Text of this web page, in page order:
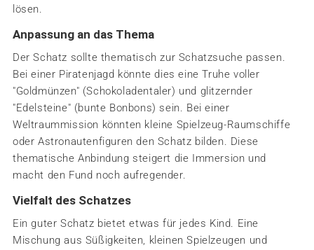
lösen.
Anpassung an das Thema
Der Schatz sollte thematisch zur Schatzsuche passen.
Bei einer Piratenjagd könnte dies eine Truhe voller
"Goldmünzen" (Schokoladentaler) und glitzernder
"Edelsteine" (bunte Bonbons) sein. Bei einer
Weltraummission könnten kleine Spielzeug-Raumschiffe
oder Astronautenfiguren den Schatz bilden. Diese
thematische Anbindung steigert die Immersion und
macht den Fund noch aufregender.
Vielfalt des Schatzes
Ein guter Schatz bietet etwas für jedes Kind. Eine
Mischung aus Süßigkeiten, kleinen Spielzeugen und